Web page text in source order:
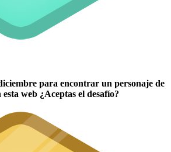
para encontrar un personaje de
web ¿Aceptas el desafío?